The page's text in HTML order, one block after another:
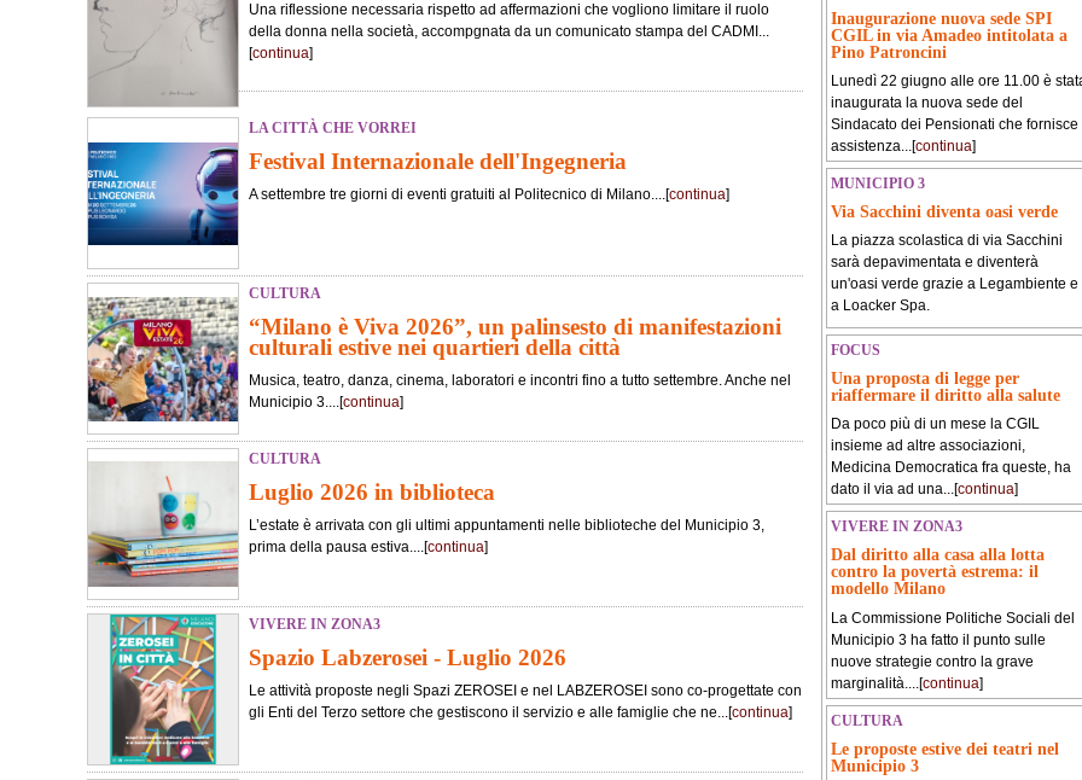
Una riflessione necessaria rispetto ad affermazioni che vogliono limitare il ruolo
della donna nella società, accompgnata da un comunicato stampa del CADMI...
[continua]
LA CITTÀ CHE VORREI
Festival Internazionale dell'Ingegneria
A settembre tre giorni di eventi gratuiti al Politecnico di Milano....[continua]
CULTURA
“Milano è Viva 2026”, un palinsesto di manifestazioni
culturali estive nei quartieri della città
Musica, teatro, danza, cinema, laboratori e incontri fino a tutto settembre. Anche nel
Municipio 3....[continua]
CULTURA
Luglio 2026 in biblioteca
L’estate è arrivata con gli ultimi appuntamenti nelle biblioteche del Municipio 3,
prima della pausa estiva....[continua]
VIVERE IN ZONA3
Spazio Labzerosei - Luglio 2026
Le attività proposte negli Spazi ZEROSEI e nel LABZEROSEI sono co-progettate con
gli Enti del Terzo settore che gestiscono il servizio e alle famiglie che ne...[continua]
Inaugurazione nuova sede SPI
CGIL in via Amadeo intitolata a
Pino Patroncini
Lunedì 22 giugno alle ore 11.00 è
inaugurata la nuova sede del
Sindacato dei Pensionati che fornisce
assistenza...[continua]
MUNICIPIO 3
Via Sacchini diventa oasi verde
La piazza scolastica di via Sacchini
sarà depavimentata e diventerà
un'oasi verde grazie a Legambiente e
a Loacker Spa.
FOCUS
Una proposta di legge per
riaffermare il diritto alla salute
Da poco più di un mese la CGIL
insieme ad altre associazioni,
Medicina Democratica fra queste, ha
dato il via ad una...[continua]
VIVERE IN ZONA3
Dal diritto alla casa alla lotta
contro la povertà estrema: il
modello Milano
La Commissione Politiche Sociali del
Municipio 3 ha fatto il punto sulle
nuove strategie contro la grave
marginalità....[continua]
CULTURA
Le proposte estive dei teatri nel
Municipio 3